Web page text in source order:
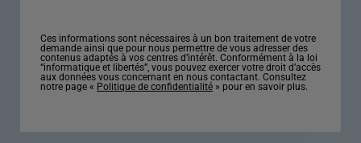
Ces informations sont nécessaires à un bon traitement de votre
demande ainsi que pour nous permettre de vous adresser des
contenus adaptés à vos centres d’intérêt. Conformément à la loi
“informatique et libertés”, vous pouvez exercer votre droit d’accès
aux données vous concernant en nous contactant. Consultez
notre page « Politique de confidentialité » pour en savoir plus.